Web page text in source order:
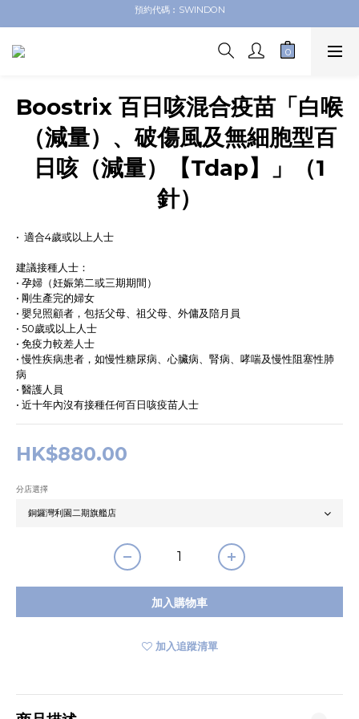
德信醫療 網上商店
德信醫療 網上商店
Boostrix 百日咳混合疫苗「白喉
（減量）、破傷風及無細胞型百
日咳（減量）【Tdap】」（1
針）
•  適合4歲或以上人士
建議接種人士：
• 孕婦（妊娠第二或三期期間）
• 剛生產完的婦女
• 嬰兒照顧者，包括父母、祖父母、外傭及陪月員
• 50歲或以上人士
• 免疫力較差人士
• 慢性疾病患者，如慢性糖尿病、心臟病、腎病、哮喘及慢性阻塞性肺
病
• 醫護人員
• 近十年內沒有接種任何百日咳疫苗人士
HK$880.00
分店選擇
加入購物車
加入追蹤清單